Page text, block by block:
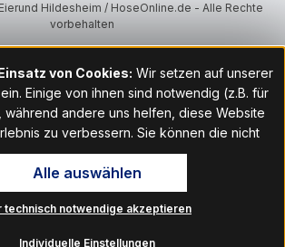
Hildesheim / HoseOnline.de - Alle Rechte
vorbehalten
von Cookies: Wir setzen auf unserer
Einige von ihnen sind notwendig (z.B. für
andere uns helfen, diese Website
zu verbessern. Sie können die nicht
mit Klick auf „OK“ akzeptieren oder per
notwendige akzeptieren" ablehnen. Den
Einstellungen finden Sie im Fußbereich
Menüpunkt „Informationen“. Dort können Sie
technisch notwendige akzeptieren
Individuelle Einstellungen
Alle auswählen